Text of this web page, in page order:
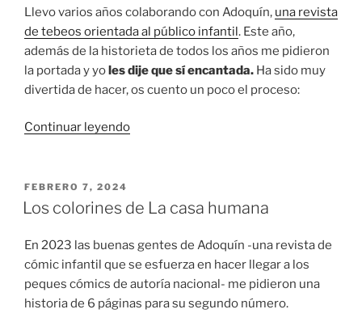
Llevo varios años colaborando con Adoquín, una revista
de tebeos orientada al público infantil. Este año,
además de la historieta de todos los años me pidieron
la portada y yoles dije que sí encantada. Ha sido muy
divertida de hacer, os cuento un poco el proceso:
Continuar leyendo«Dibujando
gente
PUBLICADO
EL
FEBRERO 7, 2024
Los colorines de La casa humana
En 2023 las buenas gentes de Adoquín -una revista de
cómic infantil que se esfuerza en hacer llegar a los
peques cómics de autoría nacional- me pidieron una
historia de 6 páginas para su segundo número.